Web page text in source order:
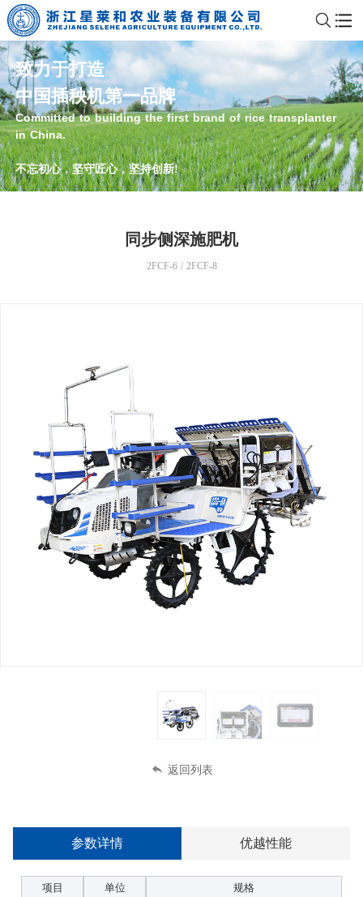
致力于打造
中国插秧机第一品牌
Committed to building the first brand of rice transplanter
in China.
不忘初心，坚守匠心，坚持创新!
同步侧深施肥机
2FCF-6 / 2FCF-8
返回列表
项目 单位
规格
参数详情 优越性能